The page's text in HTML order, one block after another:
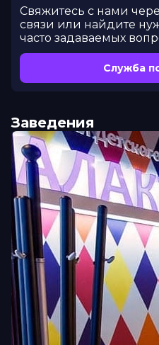
Cвяжитесь с нами
связи или найдите
часто задаваемых
Служба
Заведения